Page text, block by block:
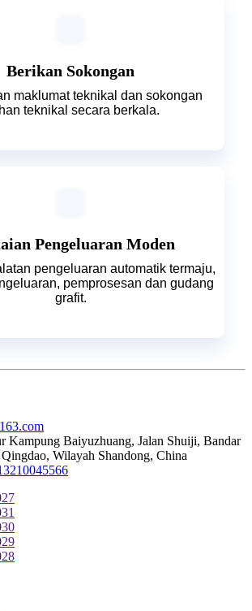
Berikan Sokongan
maklumat teknikal dan sokongan
teknikal secara berkala.
Pengeluaran Moden
pengeluaran automatik termaju,
pemprosesan dan gudang
grafit.
Kampung Baiyuzhuang, Jalan Shuiji, Bandar
Wilayah Shandong, China